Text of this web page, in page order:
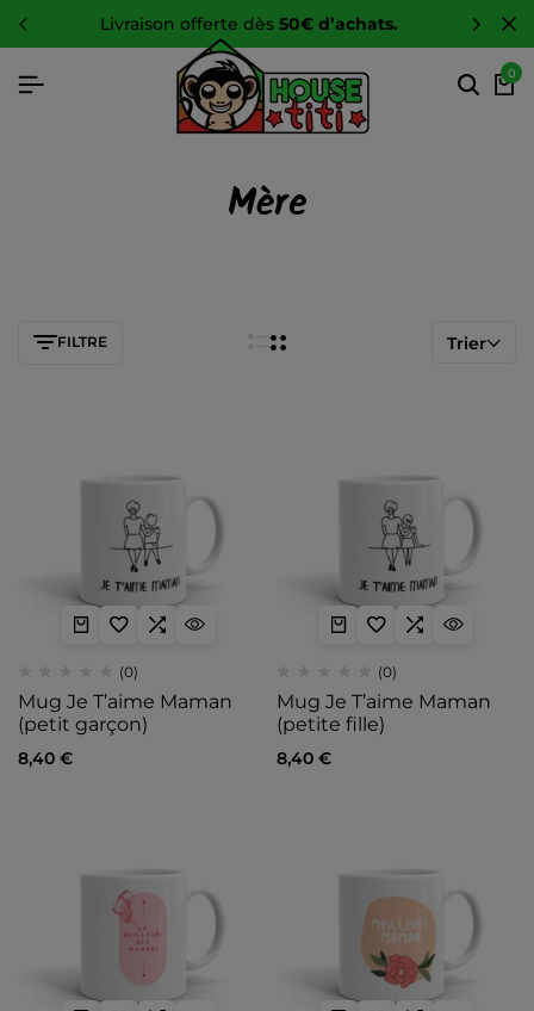
livraison offerte dès 50€ d’achats.
0
Mère
FILTRE Trier
(0)
Mug Je T’aime Maman
(petit garçon)
8,40 €
(0)
Mug Je T’aime Maman
(petite fille)
8,40 €